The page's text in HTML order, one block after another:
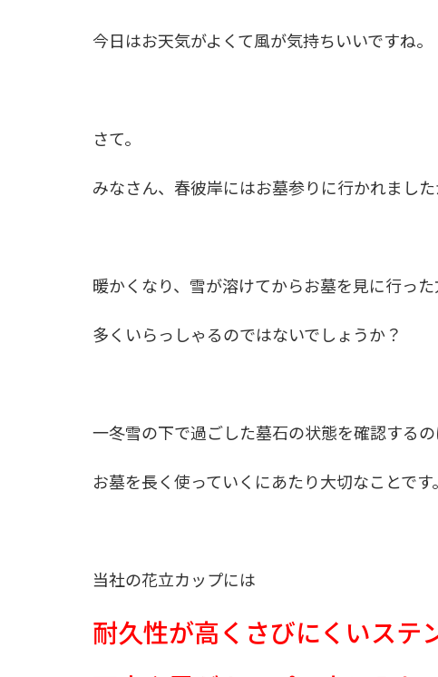
今日はお天気がよくて風が気持ちいいですね。
さて。
みなさん、春彼岸にはお墓参りに行かれました
暖かくなり、雪が溶けてからお墓を見に行った
多くいらっしゃるのではないでしょうか？
一冬雪の下で過ごした墓石の状態を確認する
お墓を長く使っていくにあたり大切なことです。
当社の花立カップには
耐久性が高くさびにくいステ